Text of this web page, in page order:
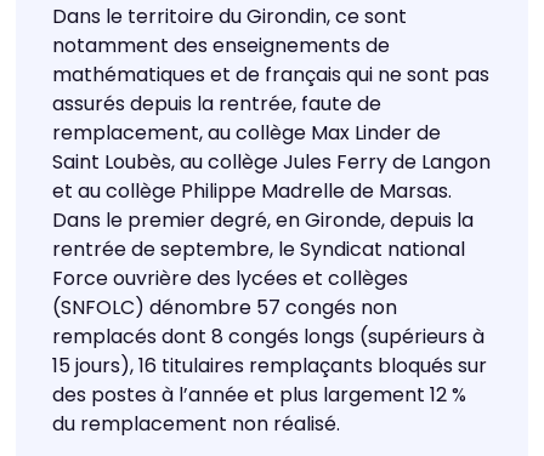
Dans le territoire du Girondin, ce sont
notamment des enseignements de
mathématiques et de français qui ne sont pas
assurés depuis la rentrée, faute de
remplacement, au collège Max Linder de
Saint Loubès, au collège Jules Ferry de Langon
et au collège Philippe Madrelle de Marsas.
Dans le premier degré, en Gironde, depuis la
rentrée de septembre, le Syndicat national
Force ouvrière des lycées et collèges
(SNFOLC) dénombre 57 congés non
remplacés dont 8 congés longs (supérieurs à
15 jours), 16 titulaires remplaçants bloqués sur
des postes à l’année et plus largement 12 %
du remplacement non réalisé.